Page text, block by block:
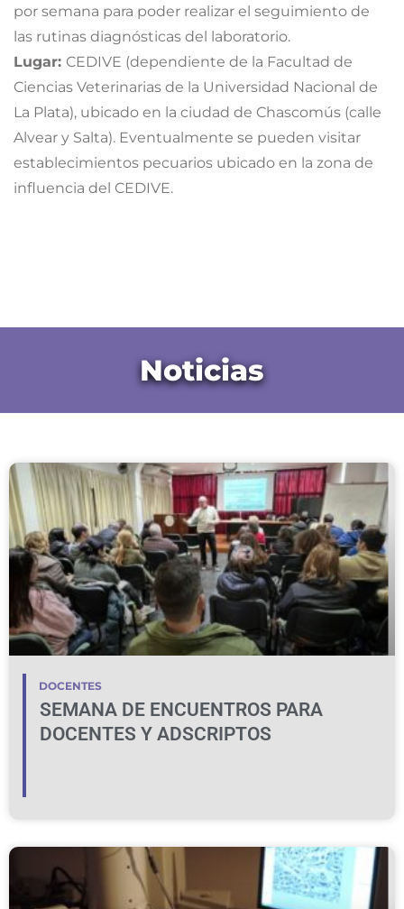
por semana para poder realizar el seguimiento de
las rutinas diagnósticas del laboratorio.
Lugar: CEDIVE (dependiente de la Facultad de
Ciencias Veterinarias de la Universidad Nacional de
La Plata), ubicado en la ciudad de Chascomús (calle
Alvear y Salta). Eventualmente se pueden visitar
establecimientos pecuarios ubicado en la zona de
influencia del CEDIVE.
Noticias
DOCENTES
SEMANA DE ENCUENTROS PARA
DOCENTES Y ADSCRIPTOS